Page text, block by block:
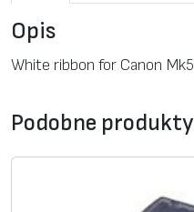
b
n
c
Opis
White ribbon for Canon
Podobne produkty